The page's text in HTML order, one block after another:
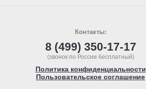
Контакты:
8 (499) 350-17-17
(звонок по России бесплатный)
Политика конфиденциальности
Пользовательское соглашение